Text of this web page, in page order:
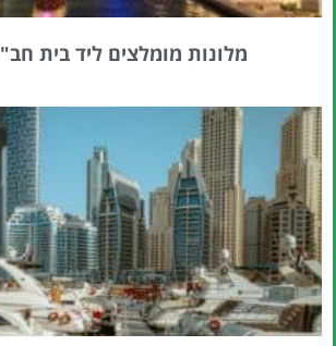
מלונות מומלצים ליד בית